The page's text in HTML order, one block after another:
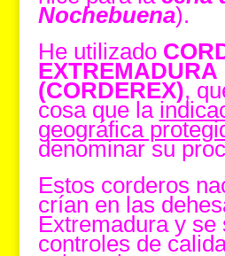
Nochebuena).
He utilizado
EXTREMADURA
(CORDEREX),
cosa que la
geográfica
denominar su
Estos corderos
crían en las
Extremadura y se
controles de